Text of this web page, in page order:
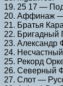
19. 25 17 —
20. Аффинаж —
21. Братья
22.
23.
24.
25. Рекорд
26. Северный
27. Слот —